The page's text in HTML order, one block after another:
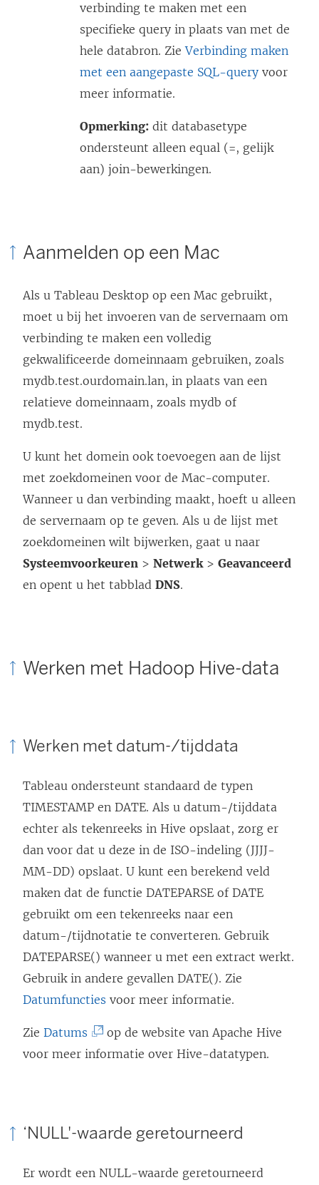
verbinding te maken met een
specifieke query in plaats van met de
hele databron. ZieVerbinding maken
met een aangepaste SQL-query voor
meer informatie.
Opmerking: dit databasetype
ondersteunt alleen equal (=, gelijk
aan) join-bewerkingen.
Aanmelden op een Mac
Als u Tableau Desktop op een Mac gebruikt,
moet u bij het invoeren van de servernaam om
verbinding te maken een volledig
gekwalificeerde domeinnaam gebruiken, zoals
mydb.test.ourdomain.lan, in plaats van een
relatieve domeinnaam, zoals mydb of
mydb.test.
U kunt het domein ook toevoegen aan de lijst
met zoekdomeinen voor de Mac-computer.
Wanneer u dan verbinding maakt, hoeft u alleen
de servernaam op te geven. Als u de lijst met
zoekdomeinen wilt bijwerken, gaat u naar
Systeemvoorkeuren > Netwerk> Geavanceerd
en opent u het tabblad DNS.
Werken met Hadoop Hive-data
Werken met datum-/tijddata
Tableau ondersteunt standaard de typen
TIMESTAMP en DATE. Als u datum-/tijddata
echter als tekenreeks in Hive opslaat, zorg er
dan voor dat u deze in de ISO-indeling (JJJJ-
MM-DD) opslaat. U kunt een berekend veld
maken dat de functie DATEPARSE of DATE
gebruikt om een tekenreeks naar een
datum-/tijdnotatie te converteren. Gebruik
DATEPARSE() wanneer u met een extract werkt.
Gebruik in andere gevallen DATE(). Zie
Datumfuncties voor meer informatie.
Zie Datums
L
w
r
op de website van Apache Hive
voor meer informatie over Hive-datatypen.
‘NULL'-waarde geretourneerd
Er wordt een NULL-waarde geretourneerd